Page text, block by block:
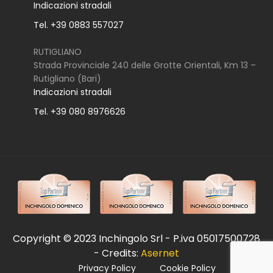
Indicazioni stradali
Tel. +39 0883 557027
RUTIGLIANO
Strada Provinciale 240 delle Grotte Orientali, Km 13 –
Rutigliano (Bari)
Indicazioni stradali
Tel. +39 080 8976626
Copyright © 2023 Inchingolo Srl - P.iva 05017500728
- Credits: Asernet
Privacy Policy Cookie Policy